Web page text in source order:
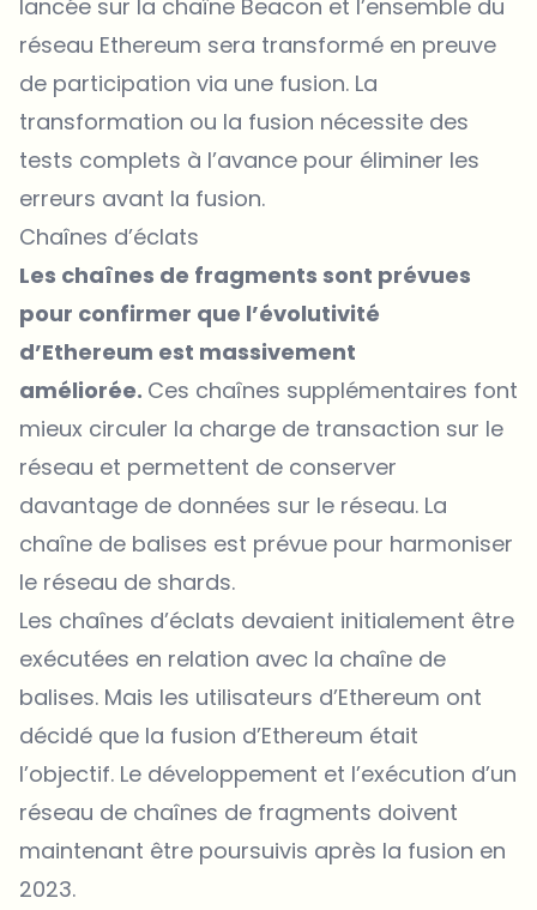
lancée sur la chaîne Beacon et l’ensemble du
réseau Ethereum sera transformé en preuve
de participation via une fusion. La
transformation ou la fusion nécessite des
tests complets à l’avance pour éliminer les
erreurs avant la fusion.
Chaînes d’éclats
Les chaînes de fragments sont prévues
pour confirmer que l’évolutivité
d’Ethereum est massivement
améliorée. Ces chaînes supplémentaires font
mieux circuler la charge de transaction sur le
réseau et permettent de conserver
davantage de données sur le réseau. La
chaîne de balises est prévue pour harmoniser
le réseau de shards.
Les chaînes d’éclats devaient initialement être
exécutées en relation avec la chaîne de
balises. Mais les utilisateurs d’Ethereum ont
décidé que la fusion d’Ethereum était
l’objectif. Le développement et l’exécution d’un
réseau de chaînes de fragments doivent
maintenant être poursuivis après la fusion en
2023.